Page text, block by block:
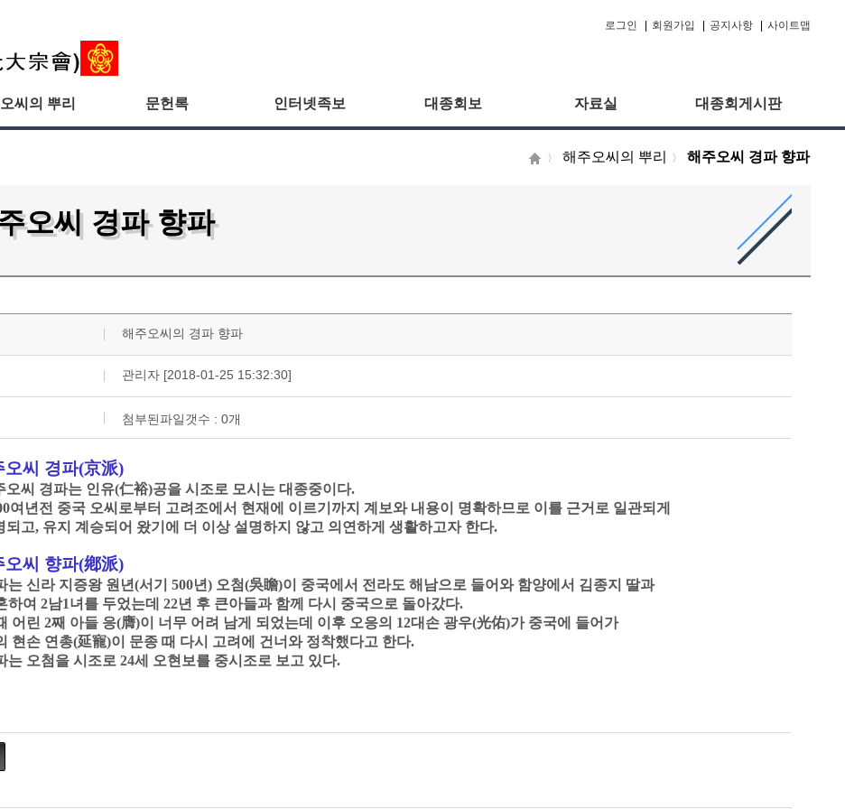
로그인 회원가입 공지사항 사이트맵
씨의 뿌리 문헌록 인터넷족보 대종회보 자료실 대종회게시판
〉 해주오씨의 뿌리 〉 해주오씨 경파 향파
오씨 경파 향파
해주오씨의 경파 향파
관리자 [2018-01-25 15:32:30]
첨부된파일갯수 : 0개
오씨 경파(京派)
오씨 경파는 인유(仁裕)공을 시조로 모시는 대종중이다.
여 년전 중국 오씨로부터 고려조에서 현재에 이르기까지 계보와 내용이 명확하므로 이를 근거로 일관되게
되고, 유지 계승되어 왔기에 더 이상 설명하지 않고 의연하게 생활하고자 한다.
오씨 향파(鄕派)
는 신라 지증왕 원년(서기500년) 오첨(吳瞻)이 중국에서 전라도 해남으로 들어와 함양에서 김종지 딸과
하여2남1녀를 두었는데22년 후 큰아들과 함께 다시 중국으로 돌아갔다.
어린2째 아들 응(膺)이 너무 어려 남게 되었는데 이후 오응의 12대손 광우(光佑)가 중국에 들어가
현손 연총(延寵)이 문종 때 다시 고려에 건너와 정착했다고 한다.
는 오첨을 시조로24세 오현보를 중시조로 보고 있다.